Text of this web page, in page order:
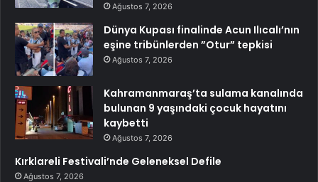
Ağustos 7, 2026
Dünya Kupası finalinde Acun Ilıcalı’nın
eşine tribünlerden ”Otur” tepkisi
Ağustos 7, 2026
Kahramanmaraş’ta sulama kanalında
bulunan 9 yaşındaki çocuk hayatını
kaybetti
Ağustos 7, 2026
Kırklareli Festivali’nde Geleneksel Defile
Ağustos 7, 2026